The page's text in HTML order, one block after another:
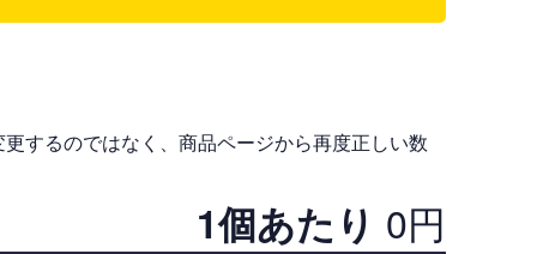
するのではなく、商品ページから再度正しい数
1個あたり 0円